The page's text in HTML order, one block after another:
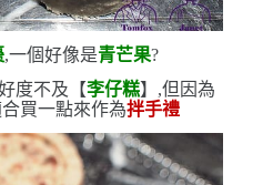
,一個好像是青芒果?
度不及【李仔糕】,但因為
買一點來作為拌手禮